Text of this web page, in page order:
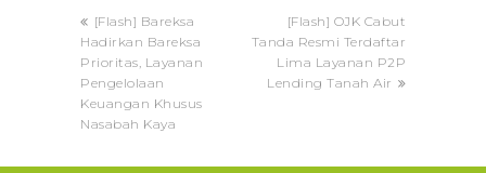
previous
post:
[Flash] Bareksa
Hadirkan Bareksa
Prioritas, Layanan
Pengelolaan
Keuangan Khusus
Nasabah Kaya
next
post:
[Flash] OJK Cabut
Tanda Resmi Terdaftar
Lima Layanan P2P
Lending Tanah Air